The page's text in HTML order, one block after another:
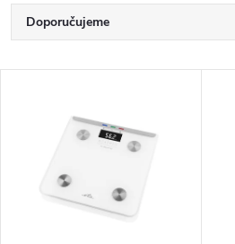
Ř
a
Doporučujeme
Nejprodávanější